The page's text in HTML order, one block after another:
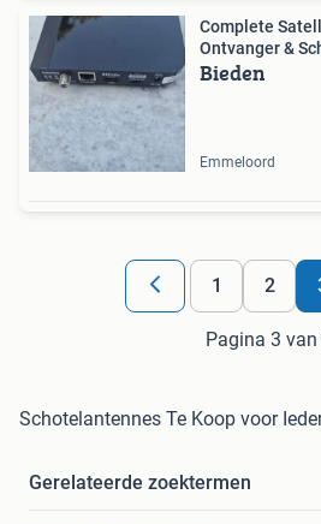
Complete
Ontvanger &
Bieden
Emmeloord
1 2
Pagina 3 van
Schotelantennes Te Koop voor
Gerelateerde zoektermen